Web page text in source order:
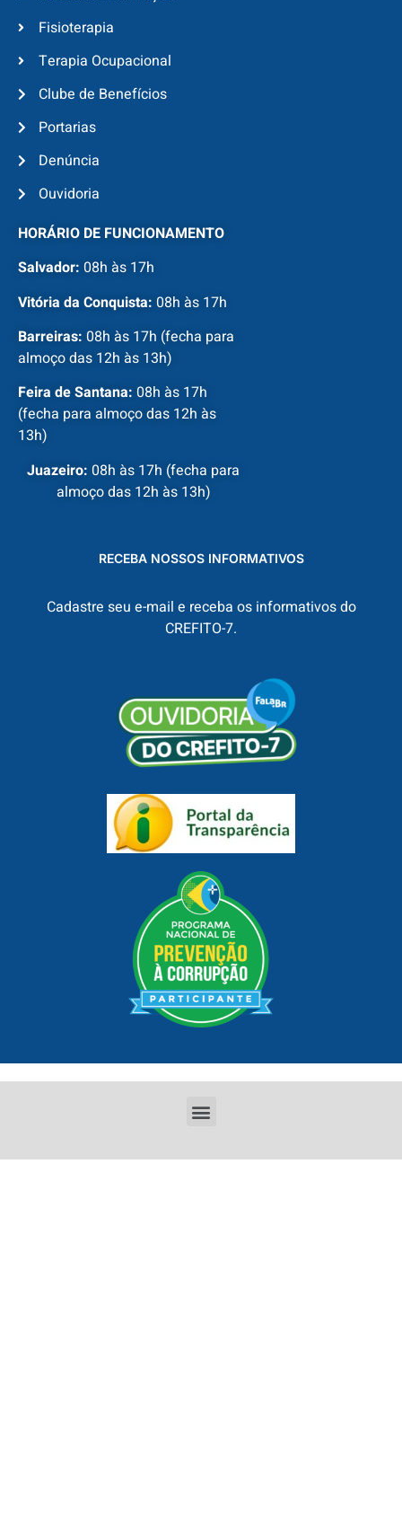
Fisioterapia
Terapia Ocupacional
Clube de Benefícios
Portarias
Denúncia
Ouvidoria
HORÁRIO DE FUNCIONAMENTO
Salvador: 08h às 17h
Vitória da Conquista: 08h às 17h
Barreiras: 08h às 17h (fecha para
almoço das 12h às 13h)
Feira de Santana: 08h às 17h
(fecha para almoço das 12h às
13h)
Juazeiro: 08h às 17h (fecha para
almoço das 12h às 13h)
RECEBA NOSSOS INFORMATIVOS
Cadastre seu e-mail e receba os informativos do
CREFITO-7.